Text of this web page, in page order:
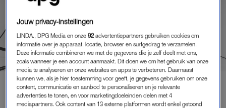
PORTRETTEN
TESS MERLOT (36):
‘MELANCHOLIE IS DE
GROOTSTE TROEFKAART IN
FRANSE CHANSONS, DAAR
HERKEN IK ME IN’
Jouw privacy-instellingen
LINDA., DPG Media en onze92 advertentiepartners gebruiken cookies om
informatie over je apparaat, locatie, browser en surfgedrag te verzamelen.
Deze informatie combineren we met de gegevens die je zelf deelt met ons,
zoals wanneer je een account aanmaakt. Dit doen we om het gebruik van onze
media te analyseren en onze websites en apps te verbeteren. Daarnaast
kunnen we, als je hier toestemming voor geeft, je gegevens gebruiken om onze
content, communicatie en aanbod te personaliseren en je relevante
advertenties te tonen, en voor marketingdoeleinden delen met 4
mediapartners. Ook content van 13 externe platformen wordt enkel getoond